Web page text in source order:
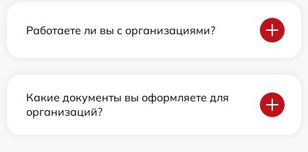
Работаете ли вы с организациями?
Какие документы вы оформляете для
организаций?